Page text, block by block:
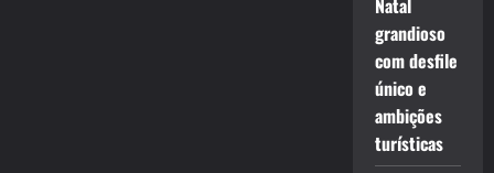
Natal
grandioso
com desfile
único e
ambições
turísticas